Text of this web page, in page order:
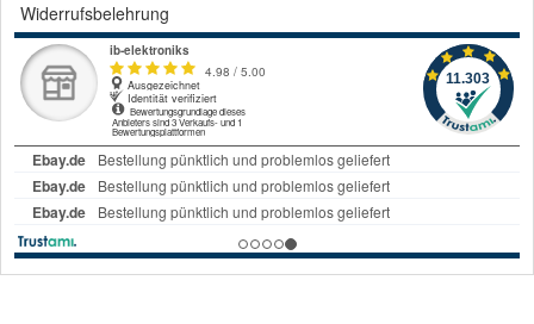
Widerrufsbelehrung